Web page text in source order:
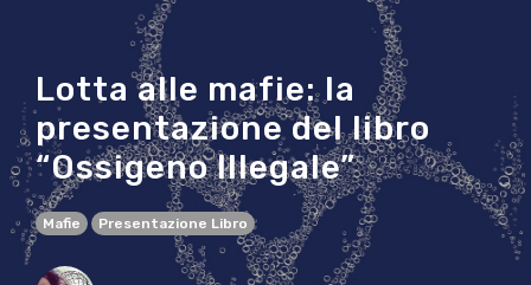
Lotta alle mafie: la
presentazione del libro
“Ossigeno Illegale”
Mafie Presentazione Libro